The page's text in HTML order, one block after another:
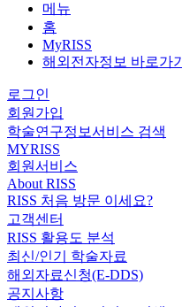
메뉴
홈
MyRISS
해외전자정보 바로가기
로그인
회원가입
학술연구정보서비스 검색
MYRISS
회원서비스
About RISS
RISS 처음 방문 이세요?
고객센터
RISS 활용도 분석
최신/인기 학술자료
해외자료신청(E-DDS)
공지사항